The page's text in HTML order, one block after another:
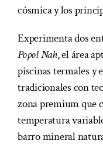
cósmica y los
Experimenta dos
Popol Nah, el área
piscinas termales y
tradicionales con
zona premium que
temperatura
barro mineral